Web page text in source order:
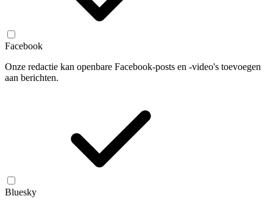
Facebook
Onze redactie kan openbare Facebook-posts en -video's toevoegen
aan berichten.
Bluesky